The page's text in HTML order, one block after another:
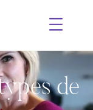
de